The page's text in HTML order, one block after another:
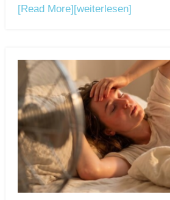
[Read More] [weiterlesen]